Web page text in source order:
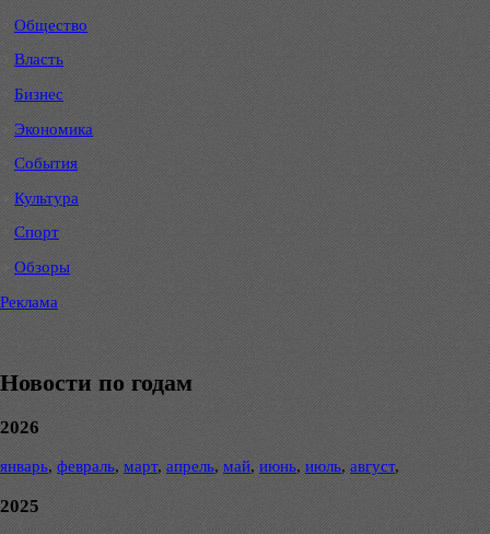
Общество
Власть
Бизнес
Экономика
События
Культура
Спорт
Обзоры
Реклама
Новости по годам
2026
январь, февраль, март, апрель, май, июнь, июль, август,
2025